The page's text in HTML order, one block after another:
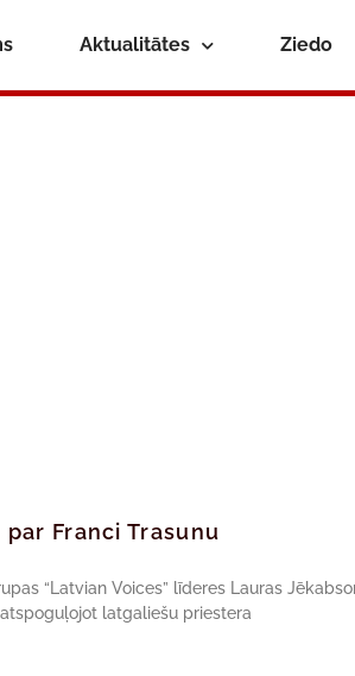
Aktualitātes Ziedo
Franci Trasunu
“Latvian Voices” līderes Lauras
latgaliešu priestera